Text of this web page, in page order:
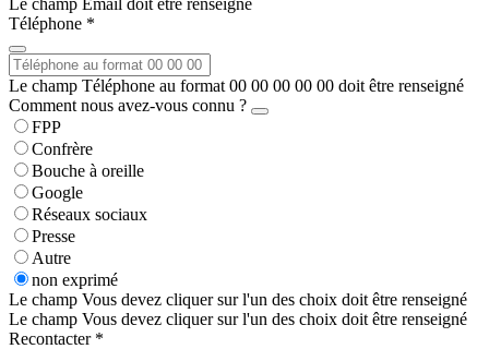
Téléphone *
Le champ Téléphone au format 00 00 00 00 00 doit être renseigné
Comment nous avez-vous connu ?
FPP
Confrère
Bouche à oreille
Google
Réseaux sociaux
Presse
Autre
non exprimé
Le champ Vous devez cliquer sur l'un des choix doit être renseigné
Le champ Vous devez cliquer sur l'un des choix doit être renseigné
Recontacter *